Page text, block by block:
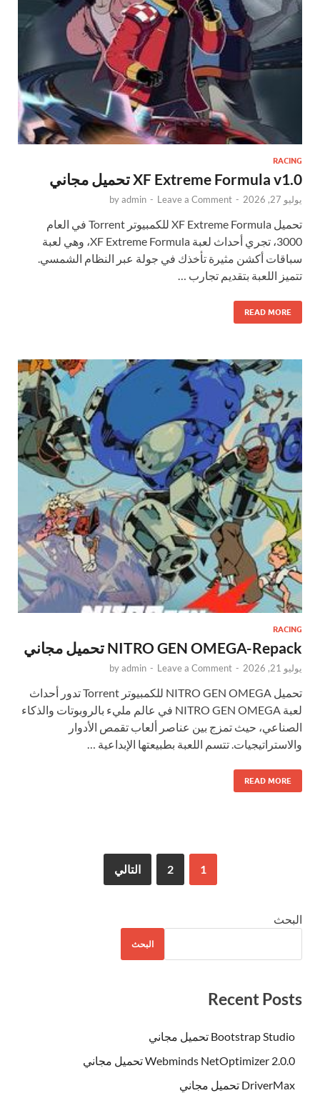
RACING
XF Extreme Formula v1.0 تحميل مجاني
يوليو 27, 2026 -
byadmin - Leave a Comment
تحميل XF Extreme Formula للكمبيوتر Torrent في العام
3000، تجري أحداث لعبة XF Extreme Formula، وهي لعبة
سباقات أكشن مثيرة تأخذك في جولة عبر النظام الشمسي.
تتميز اللعبة بتقديم تجارب …
READ MORE
RACING
NITRO GEN OMEGA-Repack تحميل مجاني
يوليو 21, 2026 -
byadmin - Leave a Comment
تحميل NITRO GEN OMEGA للكمبيوتر Torrent تدور أحداث
لعبة NITRO GEN OMEGA في عالم مليء بالروبوتات والذكاء
الصناعي، حيث تمزج بين عناصر ألعاب تقمص الأدوار
والاستراتيجيات. تتسم اللعبة بطبيعتها الإبداعية …
READ MORE
1
2 التالي
البحث
البحث
Recent Posts
Bootstrap Studio تحميل مجاني
Webminds NetOptimizer 2.0.0 تحميل مجاني
DriverMax تحميل مجاني